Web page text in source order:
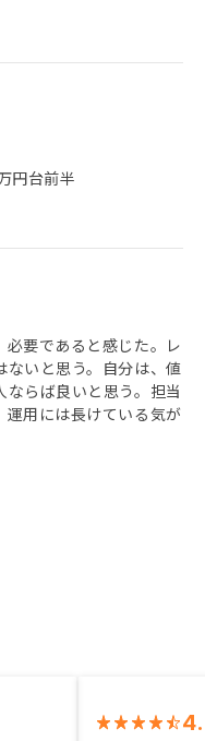
円台前半
要であると感じた。レ
いと思う。自分は、値
らば良いと思う。担当
用には長けている気が